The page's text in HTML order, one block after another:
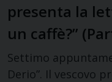
presenta la
un caffè?”
Settimo
Derio”. Il vescovo